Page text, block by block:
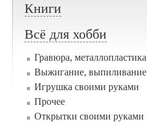
Книги
Всё для хобби
Гравюра, металлопластика
Выжигание, выпиливание
Игрушка своими руками
Прочее
Открытки своими руками